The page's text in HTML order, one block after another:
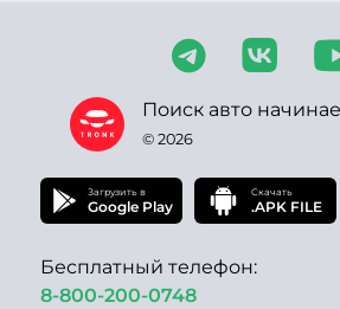
Поиск авто
© 2026
Загрузить в
Google Play
Скачать
.APK FILE
Бесплатный телефон:
8-800-200-0748